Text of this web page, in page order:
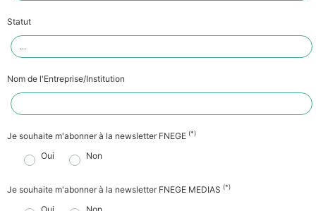
Statut
Nom de l'Entreprise/Institution
Je souhaite m'abonner à la newsletter FNEGE (*)
Oui Non
Je souhaite m'abonner à la newsletter FNEGE MEDIAS (*)